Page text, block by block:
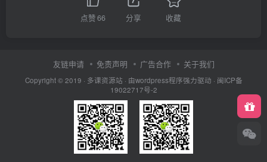
点赞66 分享 收藏
友链申请 免责声明 广告合作 关于我们
Copyright © 2019 · 多课资源站 · 由wordpress程序强力驱动 · 闽ICP备
19022717号-2